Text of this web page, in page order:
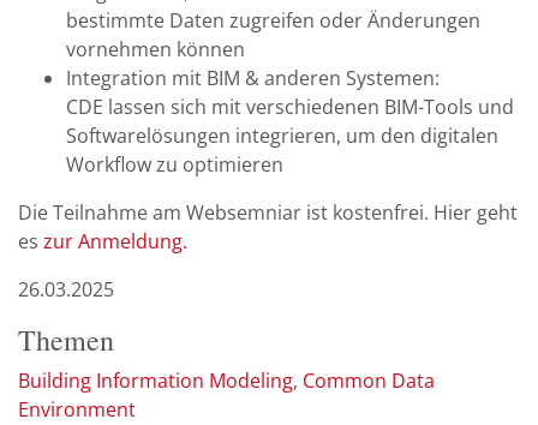
bestimmte Daten zugreifen oder Änderungen
vornehmen können
Integration mit BIM & anderen Systemen:
CDE lassen sich mit verschiedenen BIM-Tools und
Softwarelösungen integrieren, um den digitalen
Workflow zu optimieren
Die Teilnahme am Websemniar ist kostenfrei. Hier geht
es zur Anmeldung.
26.03.2025
Themen
Building Information Modeling Common Data
Environment